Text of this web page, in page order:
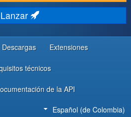
Lanzar
Descargas Extensiones
técnicos
de la API
Español (de Colombia)